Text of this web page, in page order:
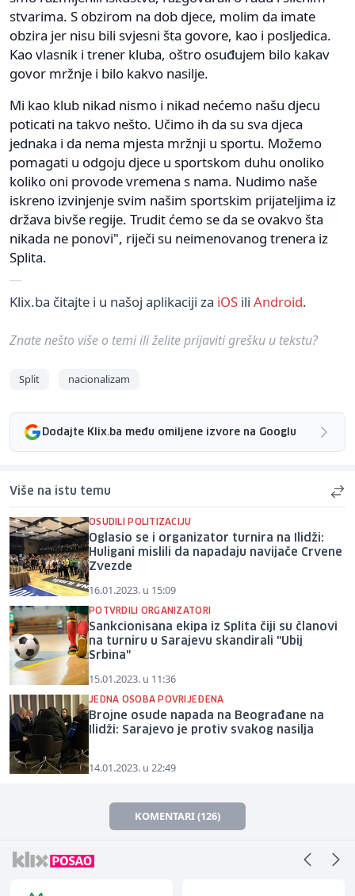
stvarima. S obzirom na dob djece, molim da imate
obzira jer nisu bili svjesni šta govore, kao i posljedica.
Kao vlasnik i trener kluba, oštro osuđujem bilo kakav
govor mržnje i bilo kakvo nasilje.
Mi kao klub nikad nismo i nikad nećemo našu djecu
poticati na takvo nešto. Učimo ih da su sva djeca
jednaka i da nema mjesta mržnji u sportu. Možemo
pomagati u odgoju djece u sportskom duhu onoliko
koliko oni provode vremena s nama. Nudimo naše
iskreno izvinjenje svim našim sportskim prijateljima iz
država bivše regije. Trudit ćemo se da se ovakvo šta
nikada ne ponovi", riječi su neimenovanog trenera iz
Splita.
Klix.ba čitajte i u našoj aplikaciji za iOS ili Android.
Znate nešto više o temi ili želite prijaviti grešku u tekstu?
Split nacionalizam
Dodajte Klix.ba među omiljene izvore na Googlu
Više na istu temu
OSUDILI POLITIZACIJU
Oglasio se i organizator turnira na Ilidži:
Huligani mislili da napadaju navijače Crvene
Zvezde
16.01.2023. u 15:09
POTVRDILI ORGANIZATORI
Sankcionisana ekipa iz Splita čiji su članovi
na turniru u Sarajevu skandirali "Ubij
Srbina"
15.01.2023. u 11:36
JEDNA OSOBA POVRIJEĐENA
Brojne osude napada na Beograđane na
Ilidži: Sarajevo je protiv svakog nasilja
14.01.2023. u 22:49
KOMENTARI (126)